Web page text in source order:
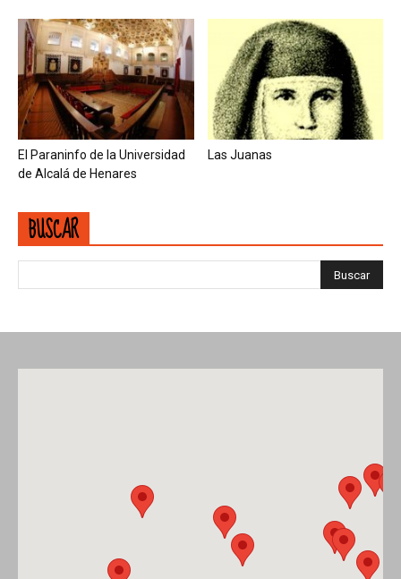
El Paraninfo de la Universidad
de Alcalá de Henares
Las Juanas
BUSCAR